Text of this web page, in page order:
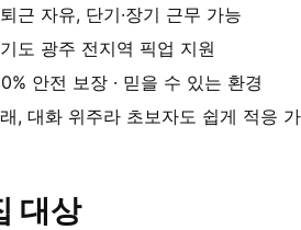
근 자유, 단기·장기 근무 가능
도 광주 전지역 픽업 지원
안전 보장 · 믿을 수 있는 환경
, 대화 위주라 초보자도 쉽게 적응
대상